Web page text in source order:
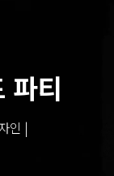
티
인 |